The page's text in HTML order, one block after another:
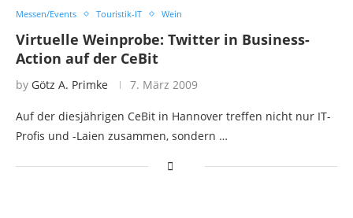
Messen/Events Touristik-IT Wein
Virtuelle Weinprobe: Twitter in Business-
Action auf der CeBit
by Götz A. Primke 7. März 2009
Auf der diesjährigen CeBit in Hannover treffen nicht nur IT-
Profis und -Laien zusammen, sondern …